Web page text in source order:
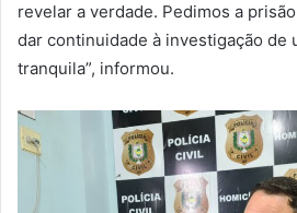
revelar a verdade. Pedimos a
dar continuidade à investigação de
tranquila”, informou.